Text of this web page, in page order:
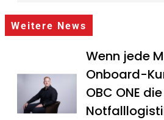
Weitere News
Wenn jede
Onboard-
OBC ONE